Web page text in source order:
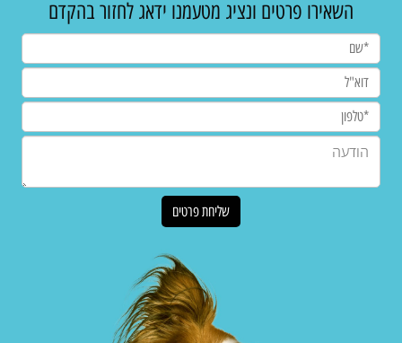
השאירו פרטים ונציג מטעמנו ידאג לחזור בהקדם